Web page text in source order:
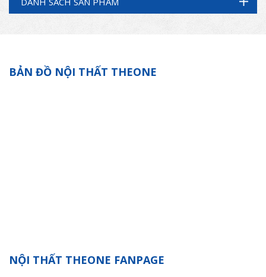
BẢN ĐỒ NỘI THẤT THEONE
NỘI THẤT THEONE FANPAGE